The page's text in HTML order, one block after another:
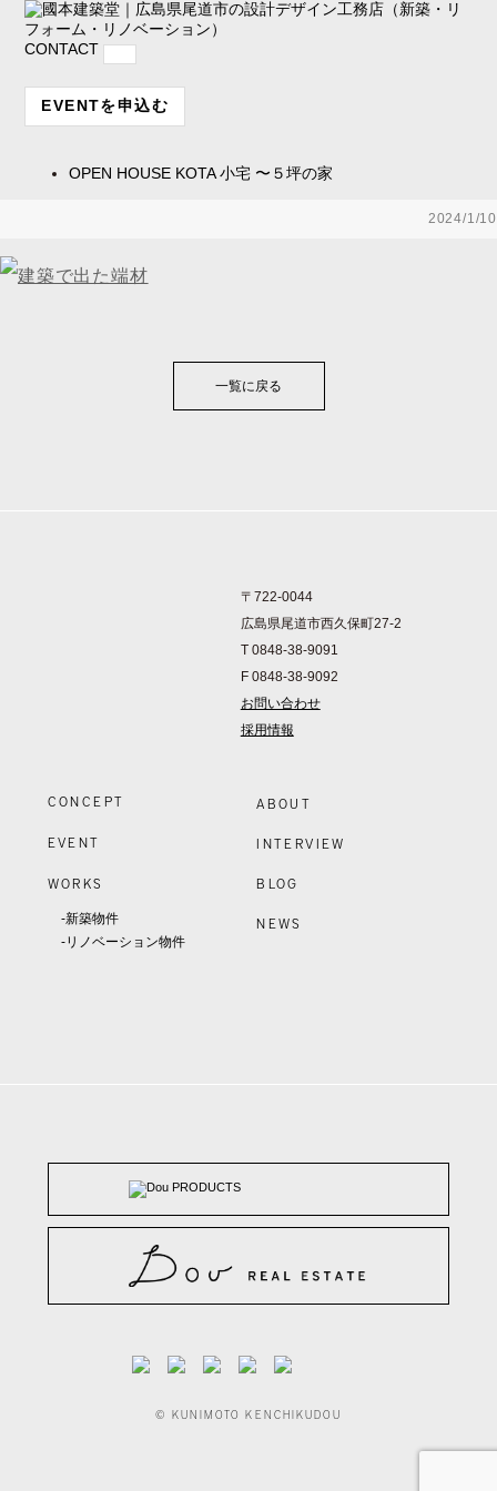
CONTACT
EVENTを申込む
OPEN HOUSE KOTA 小宅 〜５坪の家
2024/1/10
一覧に戻る
〒722-0044
広島県尾道市西久保町27-2
T 0848-38-9091
F 0848-38-9092
お問い合わせ
採用情報
CONCEPT
EVENT
WORKS
-新築物件
-リノベーション物件
ABOUT
INTERVIEW
BLOG
NEWS
© KUNIMOTO KENCHIKUDOU